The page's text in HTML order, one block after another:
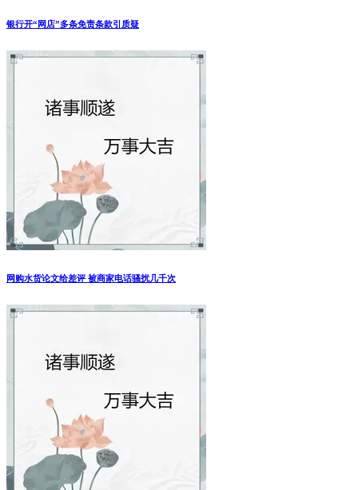
银行开“网店”多条免责条款引质疑
网购水货论文给差评 被商家电话骚扰几千次